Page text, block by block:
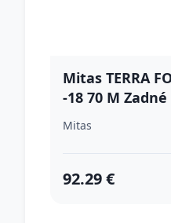
Mitas TERRA
-18 70 M Zadné
Mitas
92.29 €